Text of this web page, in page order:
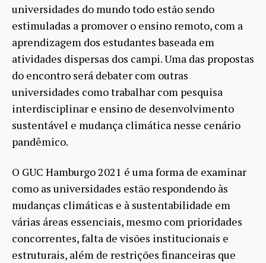
universidades do mundo todo estão sendo
estimuladas a promover o ensino remoto, com a
aprendizagem dos estudantes baseada em
atividades dispersas dos campi. Uma das propostas
do encontro será debater com outras
universidades como trabalhar com pesquisa
interdisciplinar e ensino de desenvolvimento
sustentável e mudança climática nesse cenário
pandêmico.
O GUC Hamburgo 2021 é uma forma de examinar
como as universidades estão respondendo às
mudanças climáticas e à sustentabilidade em
várias áreas essenciais, mesmo com prioridades
concorrentes, falta de visões institucionais e
estruturais, além de restrições financeiras que